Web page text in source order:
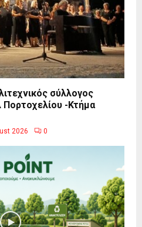
σύλλογος
-Κτήμα
2026 0